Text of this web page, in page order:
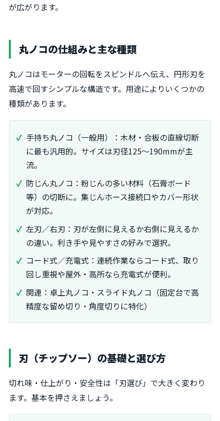
が広がります。
丸ノコの仕組みと主な種類
丸ノコはモーターの回転をスピンドルへ伝え、円形刃を
高速で回すシンプルな構造です。用途によりいくつかの
種類があります。
手持ち丸ノコ（一般用）：木材・合板の直線切断
に最も汎用的。サイズは刃径125〜190mmが主
流。
防じん丸ノコ：粉じんの多い材料（石膏ボード
等）の切断に。集じんホース接続口やカバー形状
が対応。
左刃／右刃：刃が左側に見えるか右側に見えるか
の違い。利き手や見やすさの好みで選択。
コード式／充電式：連続作業ならコード式、取り
回し重視や屋外・高所なら充電式が便利。
関連：卓上丸ノコ・スライド丸ノコ（固定台で高
精度な留め切り・角度切りに特化）
刃（チップソー）の基礎と選び方
切れ味・仕上がり・安全性は「刃選び」で大きく変わり
ます。基本を押さえましょう。